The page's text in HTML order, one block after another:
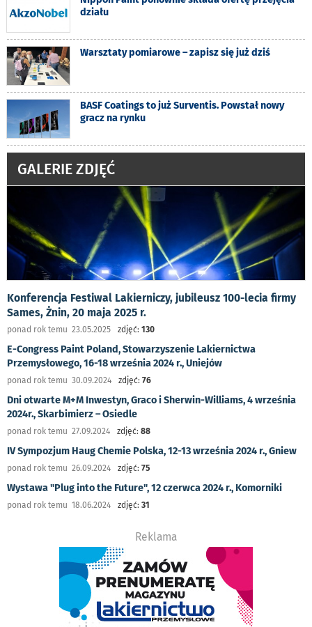
działu
Warsztaty pomiarowe – zapisz się już dziś
BASF Coatings to już Surventis. Powstał nowy
gracz na rynku
GALERIE ZDJĘĆ
Konferencja Festiwal Lakierniczy, jubileusz 100-lecia firmy
Sames, Żnin, 20 maja 2025 r.
ponad rok temu 23.05.2025 zdjęć: 130
E-Congress Paint Poland, Stowarzyszenie Lakiernictwa
Przemysłowego, 16-18 września 2024 r., Uniejów
ponad rok temu 30.09.2024 zdjęć: 76
Dni otwarte M+M Inwestyn, Graco i Sherwin-Williams, 4 września
2024r., Skarbimierz – Osiedle
ponad rok temu 27.09.2024 zdjęć: 88
IV Sympozjum Haug Chemie Polska, 12-13 września 2024 r., Gniew
ponad rok temu 26.09.2024 zdjęć: 75
Wystawa "Plug into the Future", 12 czerwca 2024 r., Komorniki
ponad rok temu 18.06.2024 zdjęć: 31
Reklama